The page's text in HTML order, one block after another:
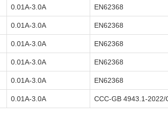
0.01A-3.0A EN62368
0.01A-3.0A EN62368
0.01A-3.0A EN62368
0.01A-3.0A EN62368
0.01A-3.0A EN62368
0.01A-3.0A CCC-GB 4943.1-